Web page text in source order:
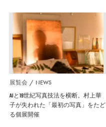
展覧会 NEWS
AIと19世紀写真技法を横断。村上華
子が失われた「最初の写真」をたど
る個展開催